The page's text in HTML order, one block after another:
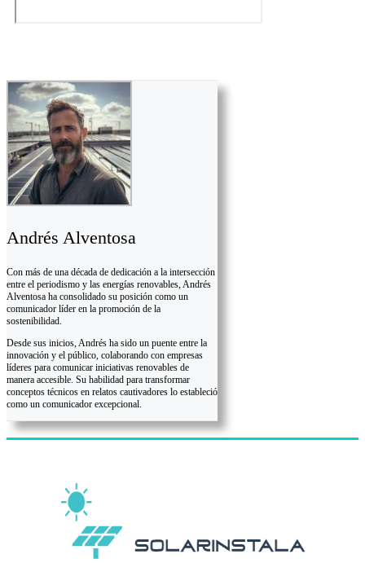
Andrés Alventosa
Con más de una década de dedicación a la intersección
entre el periodismo y las energías renovables, Andrés
Alventosa ha consolidado su posición como un
comunicador líder en la promoción de la
sostenibilidad.
Desde sus inicios, Andrés ha sido un puente entre la
innovación y el público, colaborando con empresas
líderes para comunicar iniciativas renovables de
manera accesible. Su habilidad para transformar
conceptos técnicos en relatos cautivadores lo estableció
como un comunicador excepcional.